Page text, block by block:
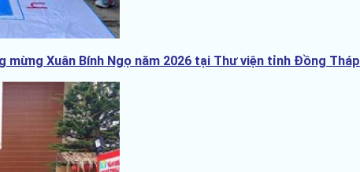
Xuân Bính Ngọ năm 2026 tại Thư viện tỉnh Đồng Tháp